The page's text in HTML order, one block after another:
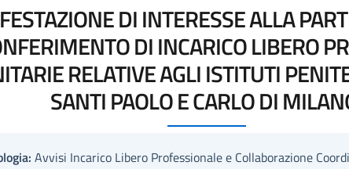
DI INTERESSE ALLA
DI INCARICO LIBERO
RELATIVE AGLI ISTITUTI
SANTI PAOLO E CARLO DI
Avvisi Incarico Libero Professionale e Collaborazione